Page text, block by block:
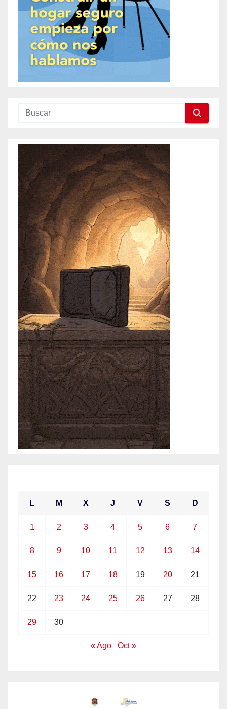
L M X J V S D
1 2 3 4 5 6 7
8 9 10 11 12 13 14
15 16 17 18 19 20 21
22 23 24 25 26 27 28
29 30
« Ago Oct »